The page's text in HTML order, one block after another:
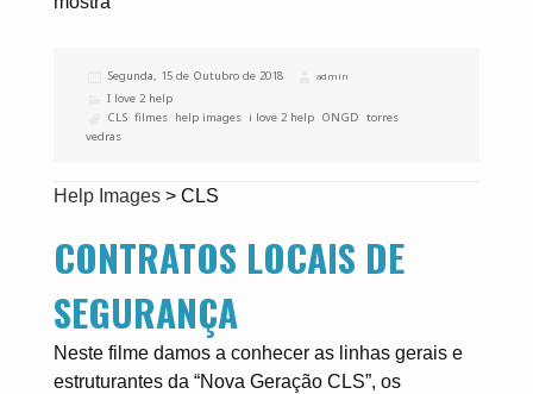
Publicado
Segunda, 15 de Outubro de 2018 Autor
admin
Categorias
I love 2 help
Etiquetas
CLS ,filmes help images i love 2 help ONGD ,torres
vedras
Help Images> CLS
CONTRATOS LOCAIS DE
SEGURANÇA
Neste filme damos a conhecer as linhas gerais e
estruturantes da “Nova Geração CLS”, os